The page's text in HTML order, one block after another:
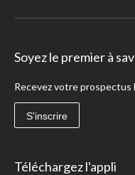
Soyez le premier à
Recevez votre prospectus
S'inscrire
Téléchargez l'appli